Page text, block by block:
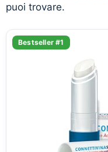
puoi trovare.
Bestseller #1